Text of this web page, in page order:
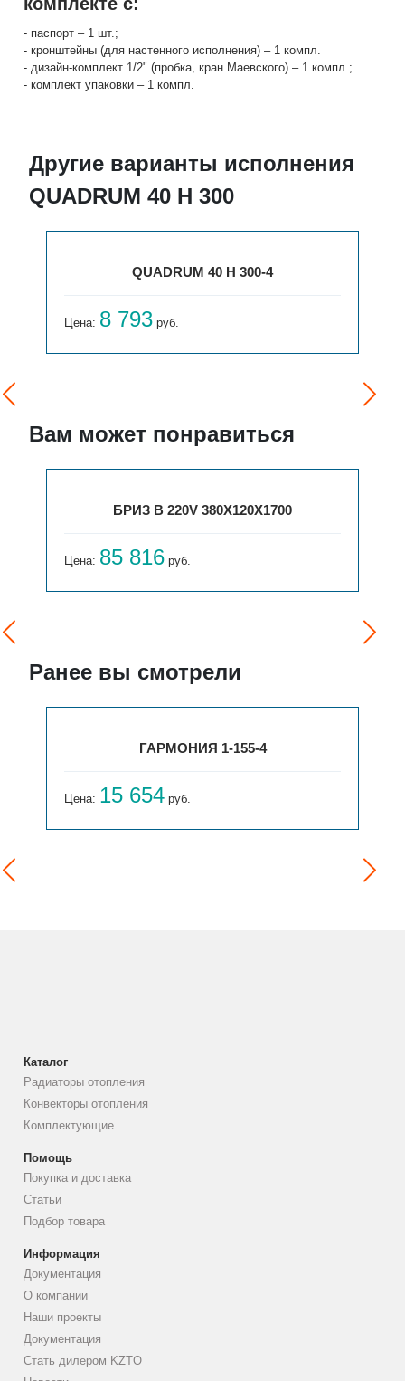
- паспорт – 1 шт.;
- кронштейны (для настенного исполнения) – 1 компл.
- дизайн-комплект 1/2" (пробка, кран Маевского) – 1 компл.;
- комплект упаковки – 1 компл.
Другие варианты исполнения
QUADRUM 40 H 300
QUADRUM 40 H 300-4
Цена: 8 793 руб.
Вам может понравиться
БРИЗ В 220V 380X120X1700
Цена: 85 816 руб.
Ранее вы смотрели
ГАРМОНИЯ 1-155-4
Цена: 15 654 руб.
Каталог
Радиаторы отопления
Конвекторы отопления
Комплектующие
Помощь
Покупка и доставка
Статьи
Подбор товара
Информация
Документация
О компании
Наши проекты
Документация
Стать дилером KZTO